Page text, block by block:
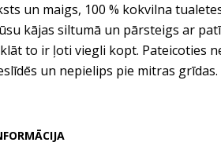
un maigs, 100 % kokvilna
kājas siltumā un pārsteigs ar
to ir ļoti viegli kopt. Pateicoties
un nepielips pie mitras grīdas.